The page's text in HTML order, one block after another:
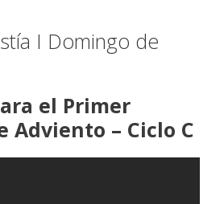
I Domingo de
el Primer
Adviento – Ciclo C